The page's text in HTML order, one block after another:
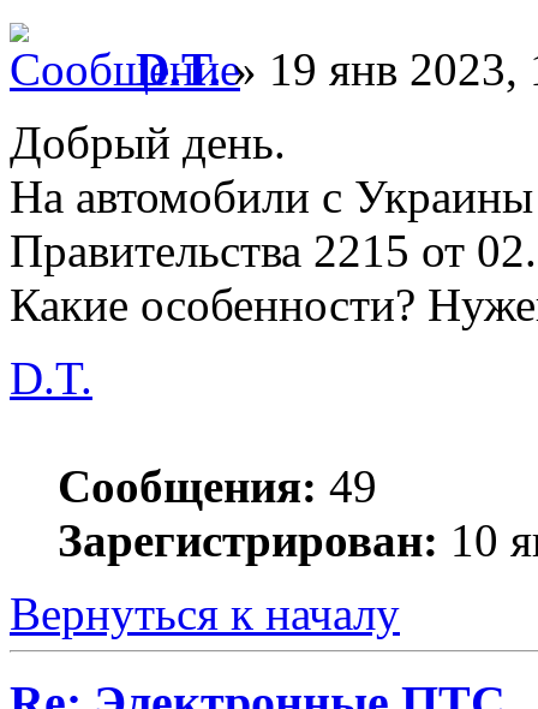
D.T.» 19 янв 2023,
Добрый день.
На автомобили с
Правительства 2215 от
Какие особенности?
D.T.
Сообщения: 49
Зарегистрирован: 10
Вернуться к началу